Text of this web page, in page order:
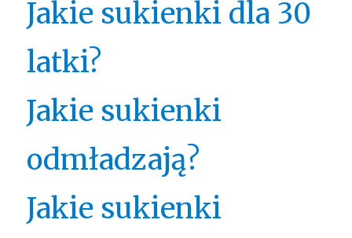
Jakie sukienki dla 30
latki?
Jakie sukienki
odmładzają?
Jakie sukienki